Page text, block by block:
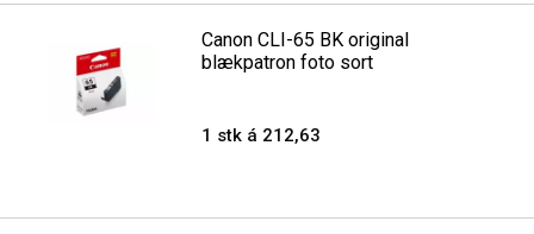
Canon CLI-65 BK original
blækpatron foto sort
1 stk á 212,63